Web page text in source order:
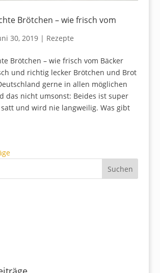
Brötchen – wie frisch vom
30, 2019| Rezepte
Brötchen – wie frisch vom Bäcker
und richtig lecker Brötchen und Brot
gerne in allen möglichen
das nicht umsonst: Beides ist super
und wird nie langweilig. Was gibt